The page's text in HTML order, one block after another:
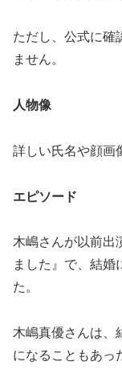
ただし、公式に確
ません。
人物像
詳しい氏名や顔画
エピソード
木嶋さんが以前出
ました』で、結婚
た。
木嶋真優さんは、
になることもあっ